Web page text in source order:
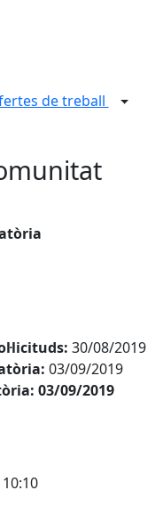
de treball
30/08/2019
03/09/2019
03/09/2019